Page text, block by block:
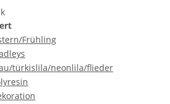
Frühling
türkislila/neonlila/flieder